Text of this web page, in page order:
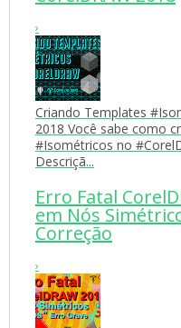
›
Criando Templates
2018 Você sabe como
#Isométricos no
Descriçã...
Erro Fatal
em Nós
Correção
›